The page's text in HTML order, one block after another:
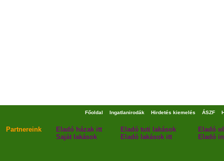
Főoldal Ingatlanirodák Hirdetés kiemelés ÁSZF
Partnereink Eladó házak itt Eladó tuti lakások
Eladó
Saját lakások
Eladó lakások itt Eladó